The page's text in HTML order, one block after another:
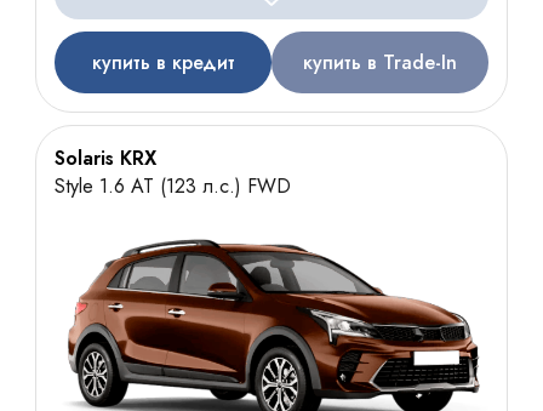
купить в кредит купить в Trade-In
Solaris KRX
Style 1.6 AT (123 л.с.) FWD